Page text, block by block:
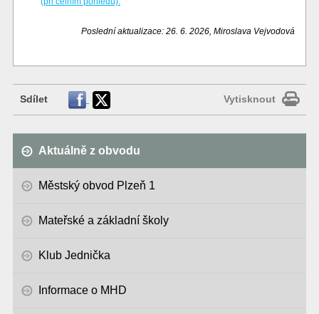
Poslední aktualizace: 26. 6. 2026, Miroslava Vejvodová
Sdílet Vytisknout
Aktuálně z obvodu
Městský obvod Plzeň 1
Mateřské a základní školy
Klub Jednička
Informace o MHD